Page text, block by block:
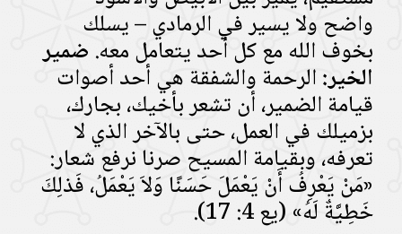
واضح ولا يسير في الرمادي – يسلك
بخوف الله مع كل أحد يتعامل معه. ضمير
الخير:الرحمة والشفقة هي أحد أصوات
قيامة الضمير، أن تشعر بأخيك، بجارك،
بزميلك في العمل، حتى بالآخر الذي لا
تعرفه، وبقيامة المسيح صرنا نرفع شعار:
«مَنْ يَعْرِفُ أَنْ يَعْمَلَ حَسَنًا وَلاَ يَعْمَلُ، فَذلِكَ
خَطِيَّةٌ لَهُ» (يع 4: 17).